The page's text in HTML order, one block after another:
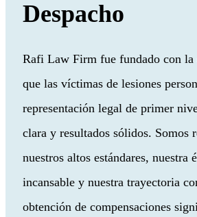
Despacho
Rafi Law Firm fue fundado con la
que las víctimas de lesiones
representación legal de primer
clara y resultados sólidos. Somos
nuestros altos estándares, nuestra
incansable y nuestra trayectoria
obtención de compensaciones